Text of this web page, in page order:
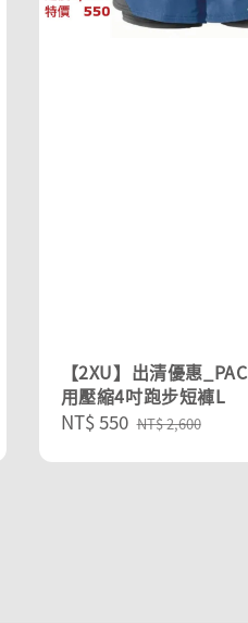
【2XU】出清優惠
用壓縮4吋跑步短褲L
Sale
NT$ 550 Regular
NT$ 2,600